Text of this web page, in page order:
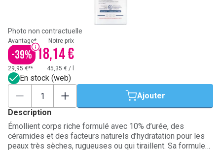
Photo non contractuelle
Avantage*
-39%
Notre prix
18,14 €
29,95 €** 45,35 € /
En stock (web)
Ajouter
Description
Émollient corps riche formulé avec 10% d’urée, des
céramides et des facteurs naturels d’hydratation pour les
peaux très sèches, rugueuses ou qui tiraillent. Sa formule